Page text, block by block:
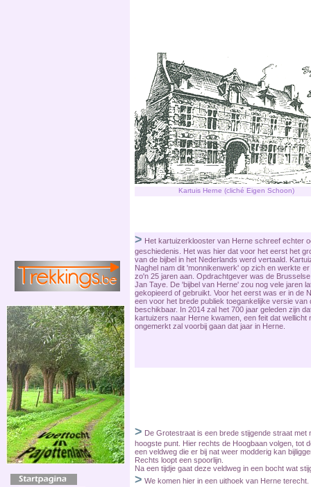
Kartuis Herne (cliché Eigen Schoon)
> De Grotestraat is een brede stijgende straat met
hoogste punt. Hier rechts de Hoogbaan volgen, tot
een veldweg die er bij nat weer modderig kan
Rechts loopt een spoorlijn.
Na een tijdje gaat deze veldweg in een bocht wat
> We komen hier in een uithoek van Herne terecht.
> Het kartuizerklooster van Herne schreef echter
geschiedenis. Het was hier dat voor het eerst het
van de bijbel in het Nederlands werd vertaald.
Naghel nam dit 'monnikenwerk' op zich en werkte
zo'n 25 jaren aan. Opdrachtgever was de
Jan Taye. De 'bijbel van Herne' zou nog vele jaren
gekopieerd of gebruikt. Voor het eerst was er in de
een voor het brede publiek toegankelijke versie van
beschikbaar. In 2014 zal het 700 jaar geleden zijn
kartuizers naar Herne kwamen, een feit dat wellicht
ongemerkt zal voorbij gaan dat jaar in Herne.